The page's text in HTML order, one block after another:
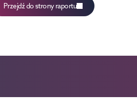
Przejdź do strony raportu